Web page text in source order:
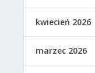
kwiecień 2026
marzec 2026